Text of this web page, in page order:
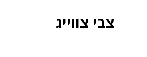
צבי צווייג